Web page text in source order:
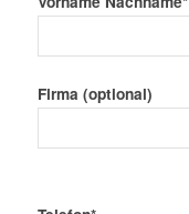
Firma (optional)